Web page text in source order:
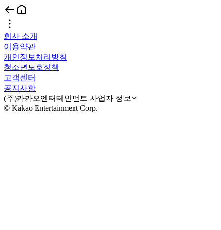
회사 소개
이용약관
개인정보처리방침
청소년보호정책
고객센터
공지사항
(주)카카오엔터테인먼트 사업자 정보
© Kakao Entertainment Corp.